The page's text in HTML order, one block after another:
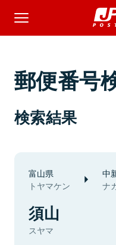
郵便番号
検索結果
富山県
トヤマケン
中
ナ
須山
スヤマ